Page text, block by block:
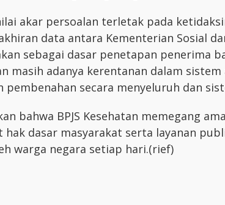
akar persoalan terletak pada
data antara Kementerian Sosial
sebagai dasar penetapan penerima
masih adanya kerentanan dalam
pembenahan secara menyeluruh dan
bahwa BPJS Kesehatan memegang
hak dasar masyarakat serta layanan
warga negara setiap hari.(rief)